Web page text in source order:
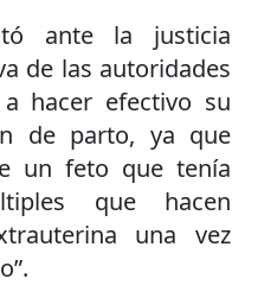
ante la justicia
de las autoridades
hacer efectivo su
de parto, ya que
un feto que tenía
que hacen
una vez